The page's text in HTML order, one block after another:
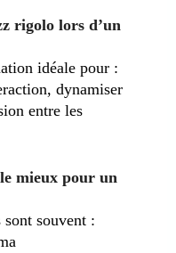
rigolo lors d’un
idéale pour :
dynamiser
entre les
mieux pour un
souvent :